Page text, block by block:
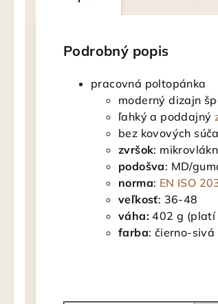
Podrobný popis
pracovná poltopánka
moderný dizajn
ľahký a poddajný
bez kovových
zvršok:
podošva: MD/
norma: EN ISO
veľkosť: 36-48
váha: 402 g (platí
farba: čierno-sivá